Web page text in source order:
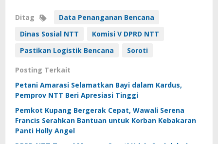
Ditag
Data Penanganan Bencana
Dinas Sosial NTT
Komisi V DPRD NTT
Pastikan Logistik Bencana
Soroti
Posting Terkait
Petani Amarasi Selamatkan Bayi dalam Kardus,
Pemprov NTT Beri Apresiasi Tinggi
Pemkot Kupang Bergerak Cepat, Wawali Serena
Francis Serahkan Bantuan untuk Korban Kebakaran
Panti Holly Angel